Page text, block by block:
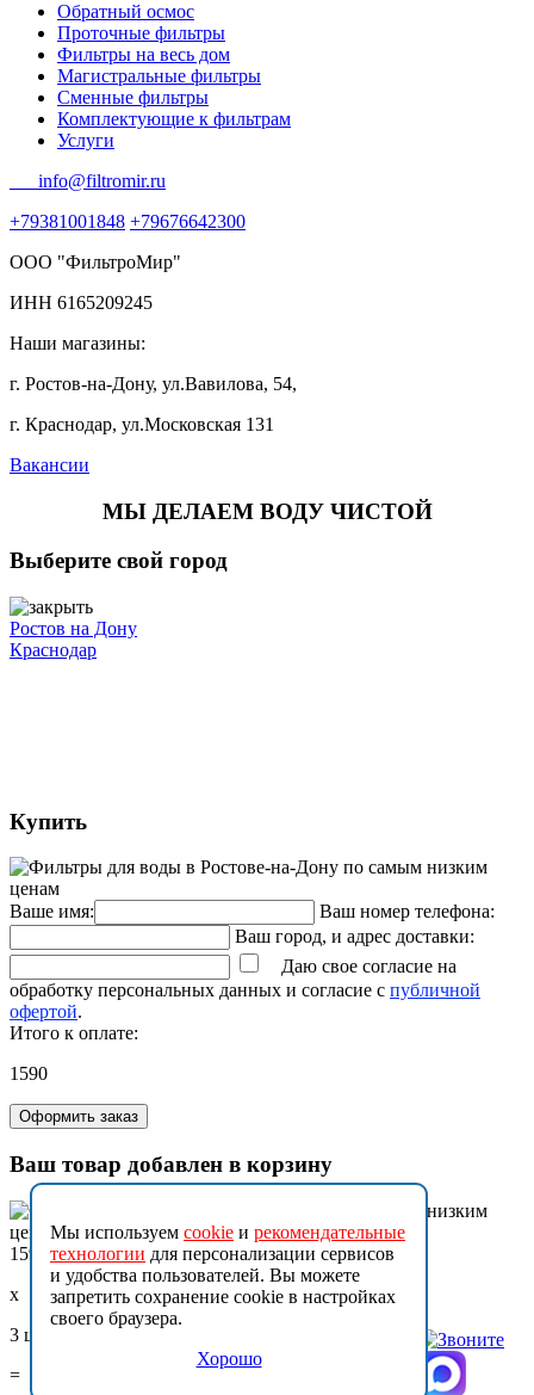
Обратный осмос
Проточные фильтры
Фильтры на весь дом
Магистральные фильтры
Сменные фильтры
Комплектующие к фильтрам
Услуги
info@filtromir.ru
+79381001848 +79676642300
ООО "ФильтроМир"
ИНН 6165209245
Наши магазины:
г. Ростов-на-Дону, ул.Вавилова, 54,
г. Краснодар, ул.Московская 131
Вакансии
МЫ ДЕЛАЕМ ВОДУ ЧИСТОЙ
Выберите свой город
Ростов на Дону
Краснодар
Купить
Ваше имя:
Ваш номер телефона:
Ваш город, и адрес доставки:
Даю свое согласие на
обработку персональных данных и согласие с публичной
офертой.
Итого к оплате:
1590
Оформить заказ
Ваш товар добавлен в корзину
1590
x
3 шт.
=
Мы используем cookie и рекомендательные
технологии для персонализации сервисов
и удобства пользователей. Вы можете
запретить сохранение cookie в настройках
своего браузера.
Хорошо